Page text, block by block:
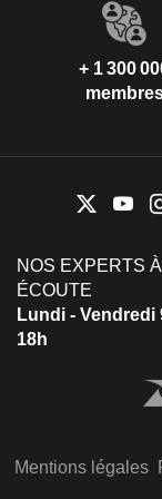
+ 1 300
NOS EXPERTS
ÉCOUTE
Lundi - Vendredi
18h
Mentions légales